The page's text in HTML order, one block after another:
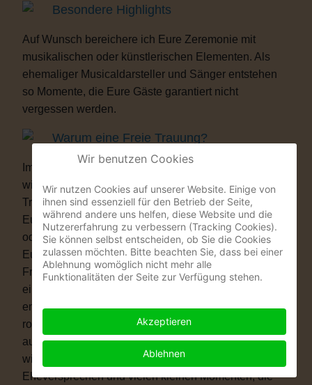
Besondere Highlights
Auf Wunsch bereichere ich Eure Zeremonie mit
musikalischen oder künstlerischen Elementen. Als
ehemaliger Musicaldarsteller und Sänger entstehen
so Momente, die Eure Gäste garantiert nicht
vergessen werden.
Warum eine Freie Trauung?
Immer mehr Paare wünschen sich eine Hochzeit, die
wirklich zu ihnen passt. Vielleicht ist eine kirchliche
Trauung nicht das Richtige für Euch. Vielleicht ist
Euch die standesamtliche Zeremonie allein zu kurz
oder zu unpersönlich. Eine Freie Trauung schenkt
Euch genau das, was Ihr Euch wünscht: völlige
Freiheit. Ob auf einer Wiese, am See, im Schloss, in
einer Scheune oder im eigenen Garten – Ihr
entscheidet, wo Ihr Euch das Ja-Wort gebt. Ob
romantisch, modern, elegant, locker, humorvoll oder
außergewöhnlich – Eure Hochzeit darf genauso sein,
wie Ihr seid. Mit persönlichen Ritualen, Eurem
Eheversprechen und vielen kleinen Momenten, die
Wir benutzen Cookies
Wir nutzen Cookies auf unserer Website. Einige von
ihnen sind essenziell für den Betrieb der Seite,
während andere uns helfen, diese Website und die
Nutzererfahrung zu verbessern (Tracking Cookies).
Sie können selbst entscheiden, ob Sie die Cookies
zulassen möchten. Bitte beachten Sie, dass bei einer
Ablehnung womöglich nicht mehr alle
Funktionalitäten der Seite zur Verfügung stehen.
Akzeptieren
Ablehnen